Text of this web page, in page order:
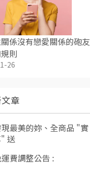
係沒有戀愛關係的砲友
則
26
章
最美的妳、全商品 "實
送
費調整公告 :